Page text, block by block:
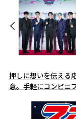
押しに想いを伝える
意。手軽にコンビニ